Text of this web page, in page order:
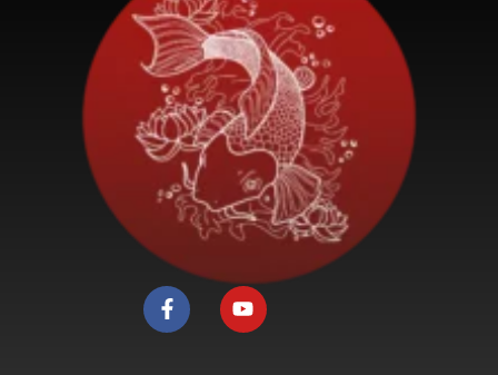
F
a
c
Y
o
u